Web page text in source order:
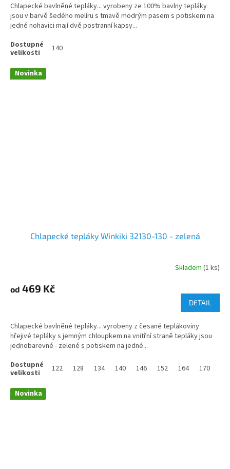
Chlapecké bavlněné tepláky... vyrobeny ze 100% bavlny tepláky
jsou v barvě šedého melíru s tmavě modrým pasem s potiskem na
jedné nohavici mají dvě postranní kapsy...
140
Novinka
Chlapecké tepláky Winkiki 32130-130 - zelená
Skladem (1 ks)
od 469 Kč
DETAIL
Chlapecké bavlněné tepláky... vyrobeny z česané teplákoviny
hřejivé tepláky s jemným chloupkem na vnitřní straně tepláky jsou
jednobarevné - zelené s potiskem na jedné...
122 128 134 140 146 152 164 170
Novinka